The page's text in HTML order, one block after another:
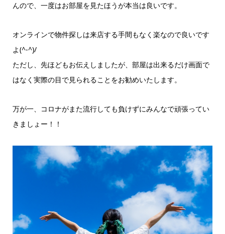
んので、一度はお部屋を見たほうが本当は良いです。
オンラインで物件探しは来店する手間もなく楽なので良いです
よ(^-^)/
ただし、先ほどもお伝えしましたが、部屋は出来るだけ画面で
はなく実際の目で見られることをお勧めいたします。
万が一、コロナがまた流行しても負けずにみんなで頑張ってい
きましょー！！